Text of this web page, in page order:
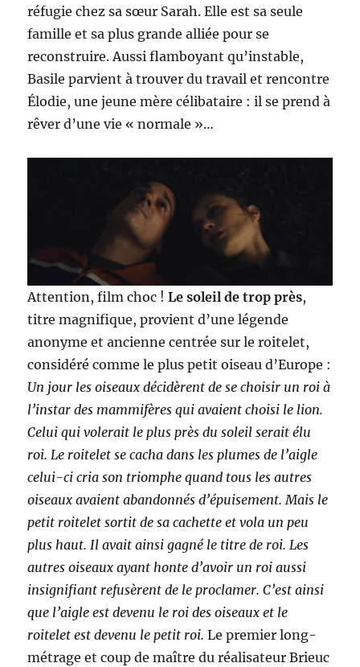
réfugie chez sa sœur Sarah. Elle est sa seule
famille et sa plus grande alliée pour se
reconstruire. Aussi flamboyant qu’instable,
Basile parvient à trouver du travail et rencontre
Élodie, une jeune mère célibataire : il se prend à
rêver d’une vie « normale »…
Attention, film choc !Le soleil de trop près,
titre magnifique, provient d’une légende
anonyme et ancienne centrée sur le roitelet,
considéré comme le plus petit oiseau d’Europe :
Un jour les oiseaux décidèrent de se choisir un roi à
l’instar des mammifères qui avaient choisi le lion.
Celui qui volerait le plus près du soleil serait élu
roi. Le roitelet se cacha dans les plumes de l’aigle
celui-ci cria son triomphe quand tous les autres
oiseaux avaient abandonnés d’épuisement. Mais le
petit roitelet sortit de sa cachette et vola un peu
plus haut. Il avait ainsi gagné le titre de roi. Les
autres oiseaux ayant honte d’avoir un roi aussi
insignifiant refusèrent de le proclamer. C’est ainsi
que l’aigle est devenu le roi des oiseaux et le
roitelet est devenu le petit roi.Le premier long-
métrage et coup de maître du réalisateur Brieuc